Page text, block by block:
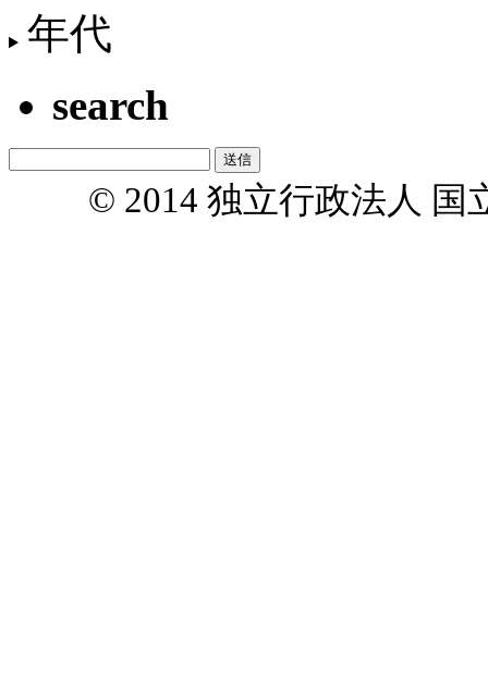
年代
search
© 2014 独立行政法人 国